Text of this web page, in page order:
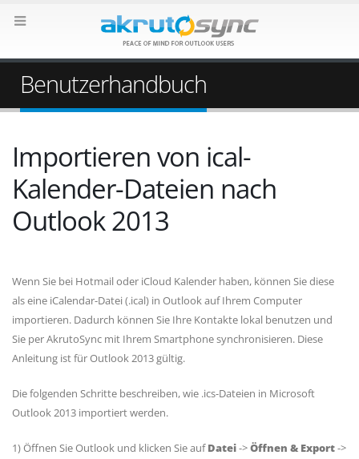
Benutzerhandbuch
Importieren von ical-
Kalender-Dateien nach
Outlook 2013
Wenn Sie bei Hotmail oder iCloud Kalender haben, können Sie diese
als eine iCalendar-Datei (.ical) in Outlook auf Ihrem Computer
importieren. Dadurch können Sie Ihre Kontakte lokal benutzen und
Sie per AkrutoSync mit Ihrem Smartphone synchronisieren. Diese
Anleitung ist für Outlook 2013 gültig.
Die folgenden Schritte beschreiben, wie .ics-Dateien in Microsoft
Outlook 2013 importiert werden.
1) Öffnen Sie Outlook und klicken Sie aufDatei->Öffnen & Export->